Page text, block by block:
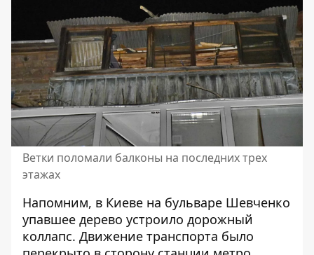
Ветки поломали балконы на последних трех
этажах
Напомним, в Киеве на бульваре Шевченко
упавшее дерево устроило дорожный
коллапс. Движение транспорта было